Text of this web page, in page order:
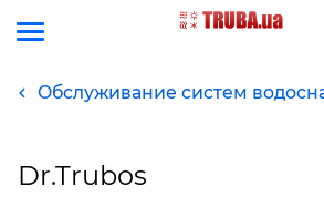
Обслуживание систем
Dr.Trubos